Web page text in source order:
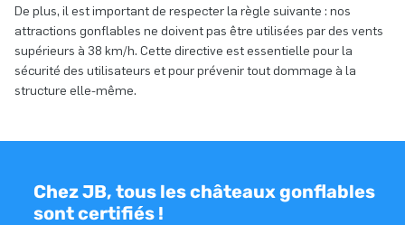
De plus, il est important de respecter la règle suivante : nos
attractions gonflables ne doivent pas être utilisées par des vents
supérieurs à 38 km/h. Cette directive est essentielle pour la
sécurité des utilisateurs et pour prévenir tout dommage à la
structure elle-même.
Chez JB, tous les châteaux gonflables
sont certifiés !